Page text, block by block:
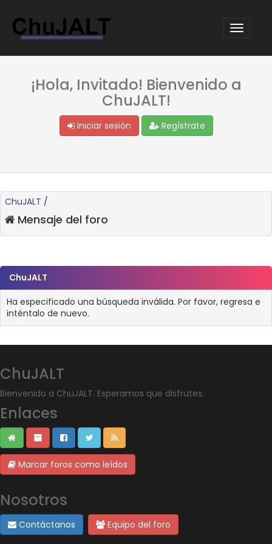
¡Hola, Invitado! Bienvenido a
ChuJALT!
Iniciar sesión Regístrate
ChuJALT /
Mensaje del foro
ChuJALT
Ha especificado una búsqueda inválida. Por favor, regresa e
inténtalo de nuevo.
ChuJALT
Bienvenido a ChuJALT. Esperamos que disfrutes.
Enlaces
Marcar foros como leídos
Nosotros
Contáctanos Equipo del foro